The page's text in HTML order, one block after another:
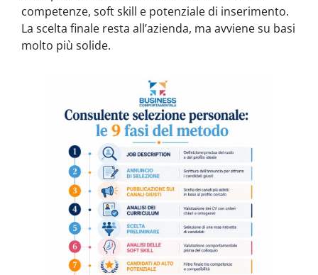
competenze, soft skill e potenziale di inserimento.
La scelta finale resta all’azienda, ma avviene su basi
molto più solide.